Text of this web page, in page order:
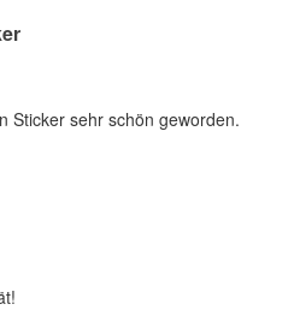
Sticker sehr schön geworden.